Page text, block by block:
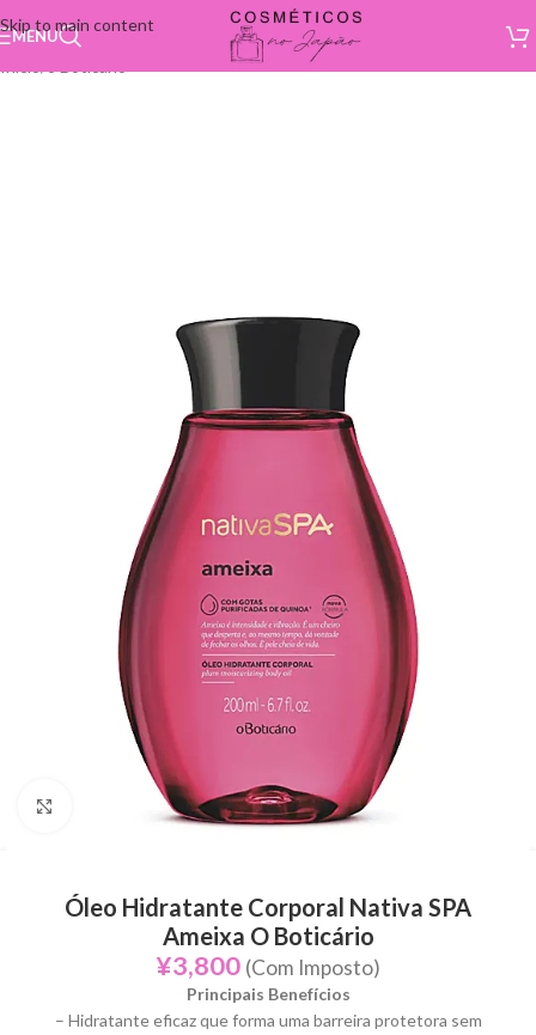
Skip to main content
MENU
Click to enlarge
Óleo Hidratante Corporal Nativa SPA
Ameixa O Boticário
¥3,800 (Com Imposto)
Principais Benefícios
– Hidratante eficaz que forma uma barreira protetora sem